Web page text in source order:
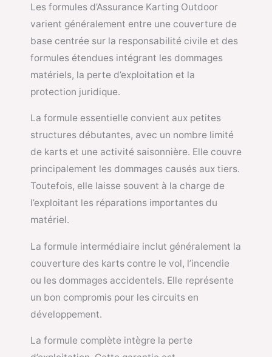
Les formules d’Assurance Karting Outdoor
varient généralement entre une couverture de
base centrée sur la responsabilité civile et des
formules étendues intégrant les dommages
matériels, la perte d’exploitation et la
protection juridique.
La formule essentielle convient aux petites
structures débutantes, avec un nombre limité
de karts et une activité saisonnière. Elle couvre
principalement les dommages causés aux tiers.
Toutefois, elle laisse souvent à la charge de
l’exploitant les réparations importantes du
matériel.
La formule intermédiaire inclut généralement la
couverture des karts contre le vol, l’incendie
ou les dommages accidentels. Elle représente
un bon compromis pour les circuits en
développement.
La formule complète intègre la perte